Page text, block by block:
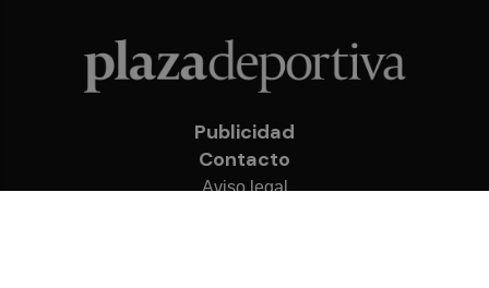
Publicidad
Contacto
Aviso legal